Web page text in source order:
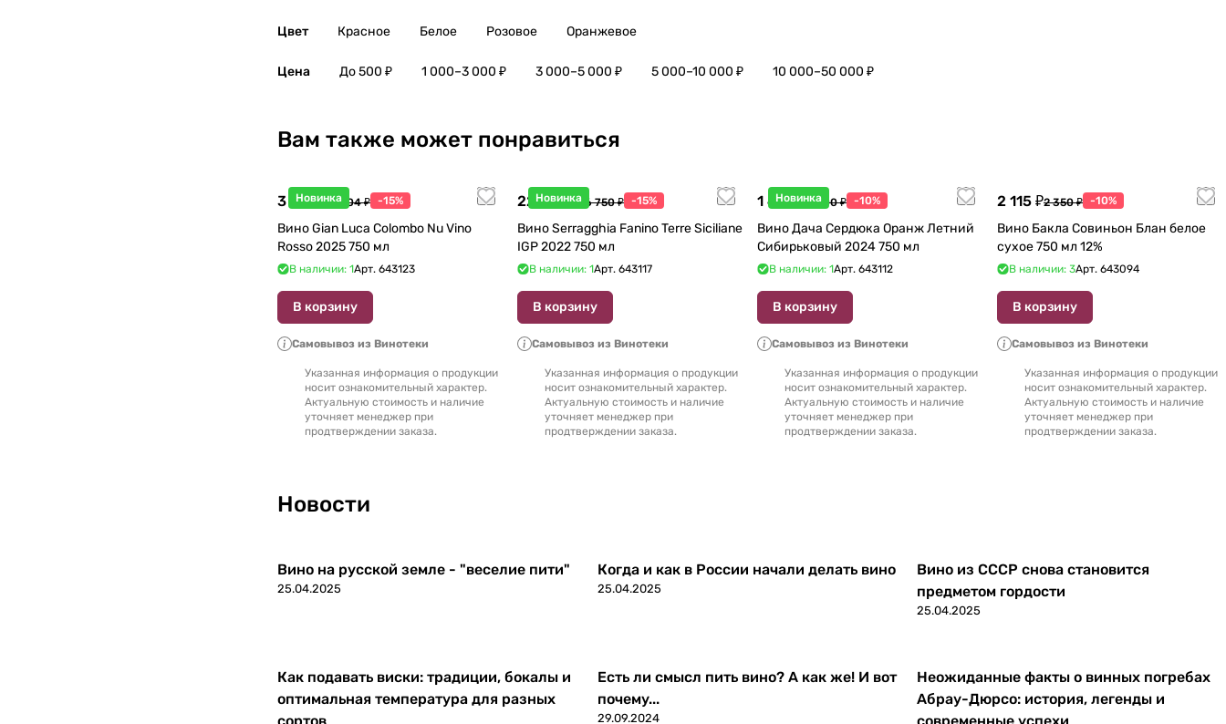
Цвет Красное Белое Розовое Оранжевое
Цена До 500 ₽ 1 000–3 000 ₽ 3 000–5 000 ₽ 5 000–10 000 ₽ 10 000–50 000 ₽
Вам также может понравиться
Новинка
3 998 ₽4 704 ₽ -15%
Вино Gian Luca Colombo Nu Vino
Rosso 2025 750 мл
В наличии: 1Арт. 643123
В корзину
Самовывоз из Винотеки
Указанная информация о продукции
носит ознакомительный характер.
Актуальную стоимость и наличие
уточняет менеджер при
продтверждении заказа.
Новинка
22 738 ₽26 750 ₽ -15%
Вино Serragghia Fanino Terre Siciliane
IGP 2022 750 мл
В наличии: 1Арт. 643117
В корзину
Самовывоз из Винотеки
Указанная информация о продукции
носит ознакомительный характер.
Актуальную стоимость и наличие
уточняет менеджер при
продтверждении заказа.
Новинка
1 440 ₽1 600 ₽ -10%
Вино Дача Сердюка Оранж Летний
Сибирьковый 2024 750 мл
В наличии: 1Арт. 643112
В корзину
Самовывоз из Винотеки
Указанная информация о продукции
носит ознакомительный характер.
Актуальную стоимость и наличие
уточняет менеджер при
продтверждении заказа.
2 115 ₽2 350 ₽ -10%
Вино Бакла Совиньон Блан белое
сухое 750 мл 12%
В наличии: 3Арт. 643094
В корзину
Самовывоз из Винотеки
Указанная информация о продукции
носит ознакомительный характер.
Актуальную стоимость и наличие
уточняет менеджер при
продтверждении заказа.
Новости
Вино на русской земле - "веселие пити"
25.04.2025
Когда и как в России начали делать вино
25.04.2025
Вино из СССР снова становится
предметом гордости
25.04.2025
Как подавать виски: традиции, бокалы и
оптимальная температура для разных
Есть ли смысл пить вино? А как же! И вот
почему...
29.09.2024
Неожиданные факты о винных погребах
Абрау-Дюрсо: история, легенды и